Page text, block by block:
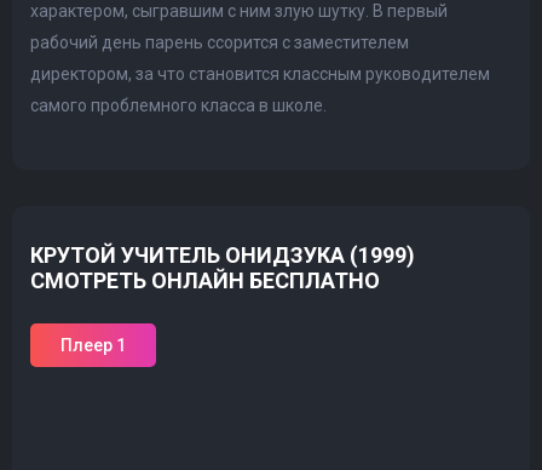
характером, сыгравшим с ним злую шутку. В первый
рабочий день парень ссорится с заместителем
директором, за что становится классным руководителем
самого проблемного класса в школе.
КРУТОЙ УЧИТЕЛЬ ОНИДЗУКА (1999)
СМОТРЕТЬ ОНЛАЙН БЕСПЛАТНО
Плеер 1